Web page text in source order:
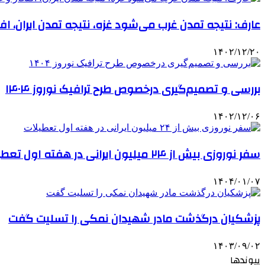
عارف: نتیجه تمدن غرب می‌شود غزه، نتیجه تمدن ایران،
۱۴۰۲/۱۲/۲۰
بررسی و تصمیم‌گیری درخصوص طرح ترافیک نوروز ۱۴۰۴
۱۴۰۲/۱۲/۰۶
سفر نوروزی بیش از ۲۴ میلیون ایرانی در هفته اول تعطیلات
۱۴۰۴/۰۱/۰۷
پزشکیان درگذشت مادر شهیدان نمکی را تسلیت گفت
۱۴۰۳/۰۹/۰۲
پیوندها